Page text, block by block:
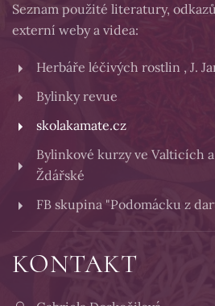
Seznam použité literatury,
externí weby a videa:
Herbáře léčivých rostlin , J.
Bylinky revue
skolakamate.cz
Bylinkové kurzy ve Valticích
Ždářské
FB skupina "Podomácku z
KONTAKT